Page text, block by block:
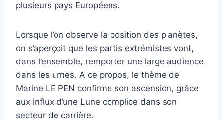
plusieurs pays Européens.
Lorsque l’on observe la position des planètes,
on s’aperçoit que les partis extrémistes vont,
dans l’ensemble, remporter une large audience
dans les urnes. A ce propos, le thème de
Marine LE PEN confirme son ascension, grâce
aux influx d’une Lune complice dans son
secteur de carrière.